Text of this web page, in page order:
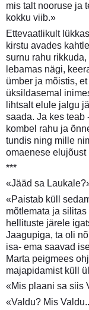
mis talt nooruse ja
kokku viib.»
Ettevaatlikult
kirstu avades
surnu rahu
lebamas nägi,
ümber ja mõistis,
üksildasemal
lihtsalt elule jalgu
saada. Ja kes teab
kombel rahu ja
tundis ning mille
omaenese elujõust
***
«Jääd sa
«Paistab küll
mõtlemata ja
hellituste järele
Jaagupiga, ta oli
isa- ema saavad
Marta peigmees
majapidamist küll
«Mis plaani sa siis
«Valdu? Mis